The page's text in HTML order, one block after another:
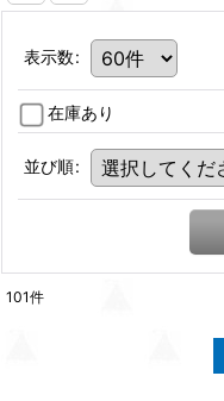
表示数:
在庫あり
並び順:
101件